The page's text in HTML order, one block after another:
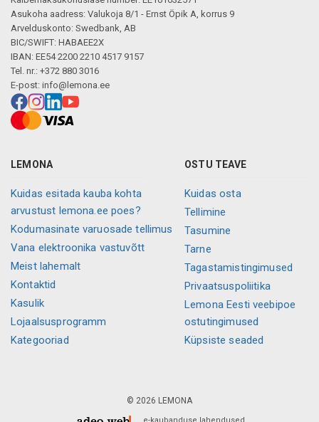
Asukoha aadress: Valukoja 8/1 - Ernst Öpik A, korrus 9
Arvelduskonto: Swedbank, AB
BIC/SWIFT: HABAEE2X
IBAN: EE54 2200 2210 4517 9157
Tel. nr.: +372 880 3016
E-post: info@lemona.ee
LEMONA
Kuidas esitada kauba kohta
arvustust lemona.ee poes?
Kodumasinate varuosade tellimus
Vana elektroonika vastuvõtt
Meist lahemalt
Kontaktid
Kasulik
Lojaalsusprogramm
Kategooriad
OSTU TEAVE
Kuidas osta
Tellimine
Tasumine
Tarne
Tagastamistingimused
Privaatsuspoliitika
Lemona Eesti veebipoe
ostutingimused
Küpsiste seaded
© 2026 LEMONA